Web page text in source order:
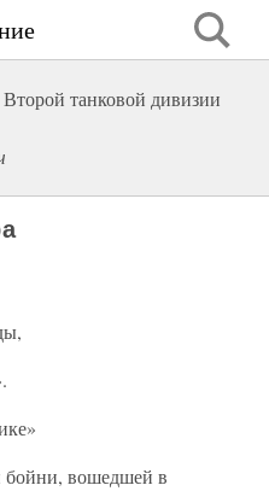
танковой дивизии
бойни, вошедшей в